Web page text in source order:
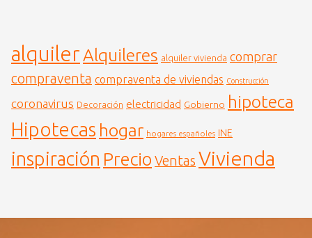
alquilerAlquileres alquiler vivienda comprar
compraventa compraventa de viviendas Construcción
coronavirus Decoración electricidad Gobierno hipoteca
Hipotecas hogar hogares españoles INE
inspiración Precio Ventas Vivienda